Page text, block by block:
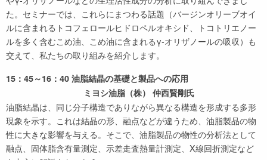
た。セミナーでは、これらにまつわる話題（バージンオリーブオイ
ルに含まれるトコフェロールヒドロペルオキシド、トコトリエノー
ルを多く含むこめ油、こめ油に含まれるγ-オリザノールの吸収）も
交えて、私たちの取り組みを紹介します。
15：45～16：40 油脂結晶の基礎と製品への応用
ミヨシ油脂（株） 仲西賢剛氏
油脂結晶は、同じ分子構造でありながら異なる構造を形成する多形
現象を示す。これは結晶の形、融点などが違うため、油脂製品の物
性に大きな影響を与える。そこで、油脂製品の物性の分析法として
融点、固体脂含有量測定、示差走査熱量計測定、X線回折測定など